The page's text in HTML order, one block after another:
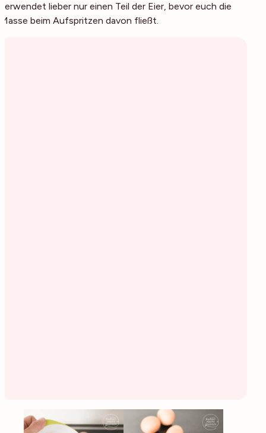
verwendet lieber nur einen Teil der Eier, bevor euch die
Masse beim Aufspritzen davon fließt.